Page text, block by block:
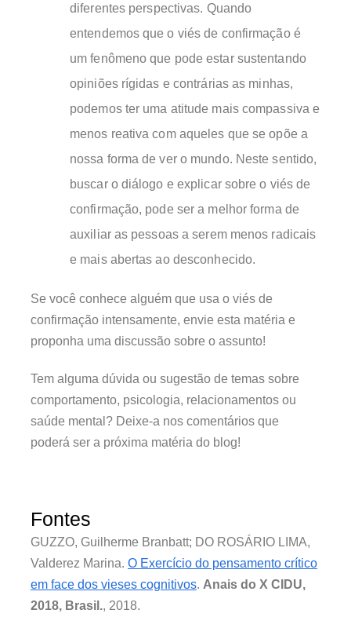
diferentes perspectivas. Quando
entendemos que o viés de confirmação é
um fenômeno que pode estar sustentando
opiniões rígidas e contrárias as minhas,
podemos ter uma atitude mais compassiva e
menos reativa com aqueles que se opõe a
nossa forma de ver o mundo. Neste sentido,
buscar o diálogo e explicar sobre o viés de
confirmação, pode ser a melhor forma de
auxiliar as pessoas a serem menos radicais
e mais abertas ao desconhecido.
Se você conhece alguém que usa o viés de
confirmação intensamente, envie esta matéria e
proponha uma discussão sobre o assunto!
Tem alguma dúvida ou sugestão de temas sobre
comportamento, psicologia, relacionamentos ou
saúde mental? Deixe-a nos comentários que
poderá ser a próxima matéria do blog!
Fontes
GUZZO, Guilherme Branbatt; DO ROSÁRIO LIMA,
Valderez Marina. O Exercício do pensamento crítico
em face dos vieses cognitivos. Anais do X CIDU,
2018, Brasil., 2018.